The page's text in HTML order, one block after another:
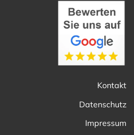
Kontakt
Datenschutz
Impressum